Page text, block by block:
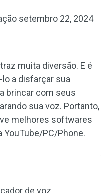
setembro 22, 2024
muita diversão. E é
a disfarçar sua
brincar com seus
sua voz. Portanto,
melhores softwares
YouTube/PC/Phone.
de voz